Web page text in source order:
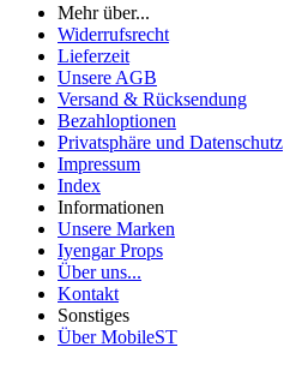
Mehr über...
Widerrufsrecht
Lieferzeit
Unsere AGB
Versand & Rücksendung
Bezahloptionen
Privatsphäre und Datenschutz
Impressum
Index
Informationen
Unsere Marken
Iyengar Props
Über uns...
Kontakt
Sonstiges
Über MobileST